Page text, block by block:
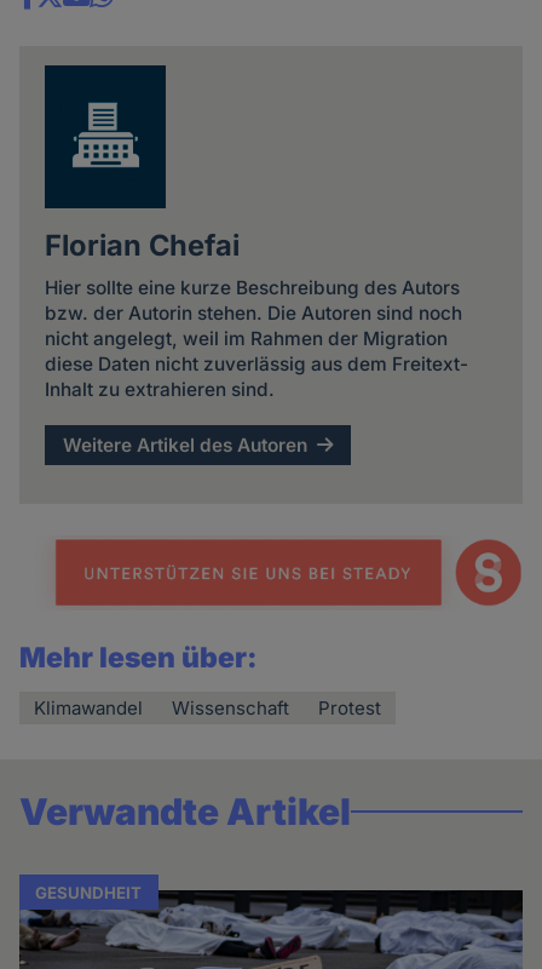
Share
Florian Chefai
Hier sollte eine kurze Beschreibung des Autors
bzw. der Autorin stehen. Die Autoren sind noch
nicht angelegt, weil im Rahmen der Migration
diese Daten nicht zuverlässig aus dem Freitext-
Inhalt zu extrahieren sind.
Weitere Artikel des Autoren
Mehr lesen über:
Klimawandel Wissenschaft Protest
Verwandte Artikel
GESUNDHEIT